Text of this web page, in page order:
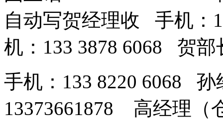
自动写贺经理收 手机：
机：133 3878 6068 贺部
手机：133 8220 6068
13373661878 高经理（